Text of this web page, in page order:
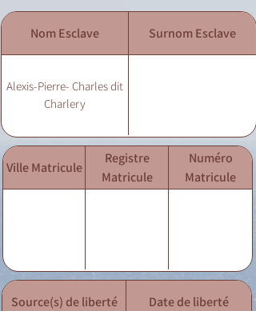
Nom Esclave Surnom Esclave
Alexis-Pierre- Charles dit
Charlery
Ville Matricule
Registre
Matricule
Numéro
Matricule
Source(s) de liberté Date de liberté